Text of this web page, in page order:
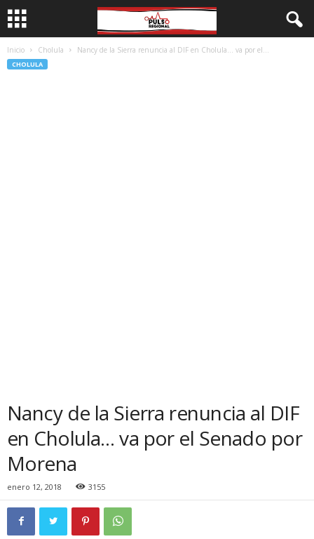
Inicio Cholula Nancy de la Sierra renuncia al DIF en Cholula… va por el...
CHOLULA
Nancy de la Sierra renuncia al DIF
en Cholula… va por el Senado por
Morena
enero 12, 2018 3155